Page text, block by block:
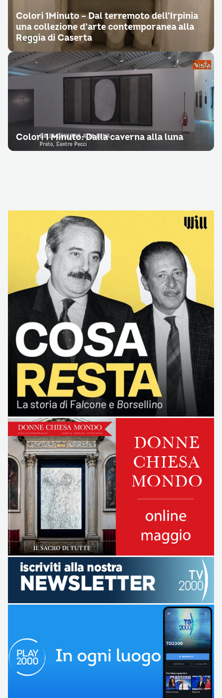
Colori 1Minuto – Dal terremoto dell’Irpinia
una collezione d’arte contemporanea alla
Reggia di Caserta
Colori 1 Minuto: Dalla caverna alla luna